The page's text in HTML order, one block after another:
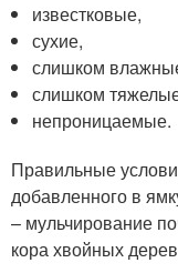
известковые,
сухие,
слишком
слишком
непроницаемые.
Правильные
добавленного в
– мульчирование
кора хвойных